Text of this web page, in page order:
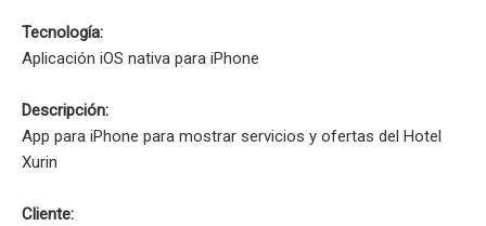
Tecnología:
Aplicación iOS nativa para iPhone
Descripción:
App para iPhone para mostrar servicios y ofertas del Hotel
Xurin
Cliente: